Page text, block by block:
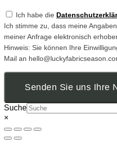
Ich habe die
Ich stimme zu, dass meine
meiner Anfrage elektronisch
Hinweis: Sie können Ihre
Mail an
Senden Sie uns Ihre
Suche
×